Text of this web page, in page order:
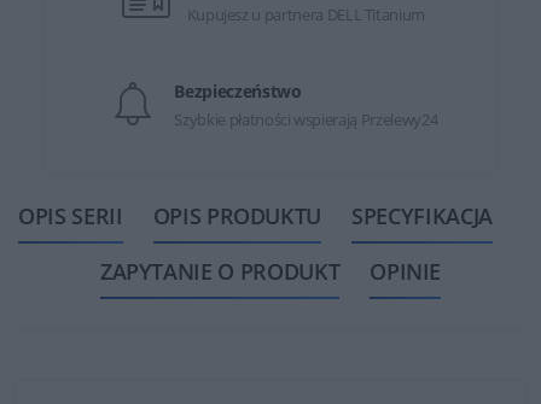
Kupujesz u partnera DELL Titanium
Bezpieczeństwo
Szybkie płatności wspierają Przelewy24
OPIS SERII OPIS PRODUKTU
SPECYFIKACJA
ZAPYTANIE O PRODUKT
OPINIE